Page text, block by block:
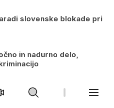
slovenske blokade pri
in nadurno delo,
mlademu